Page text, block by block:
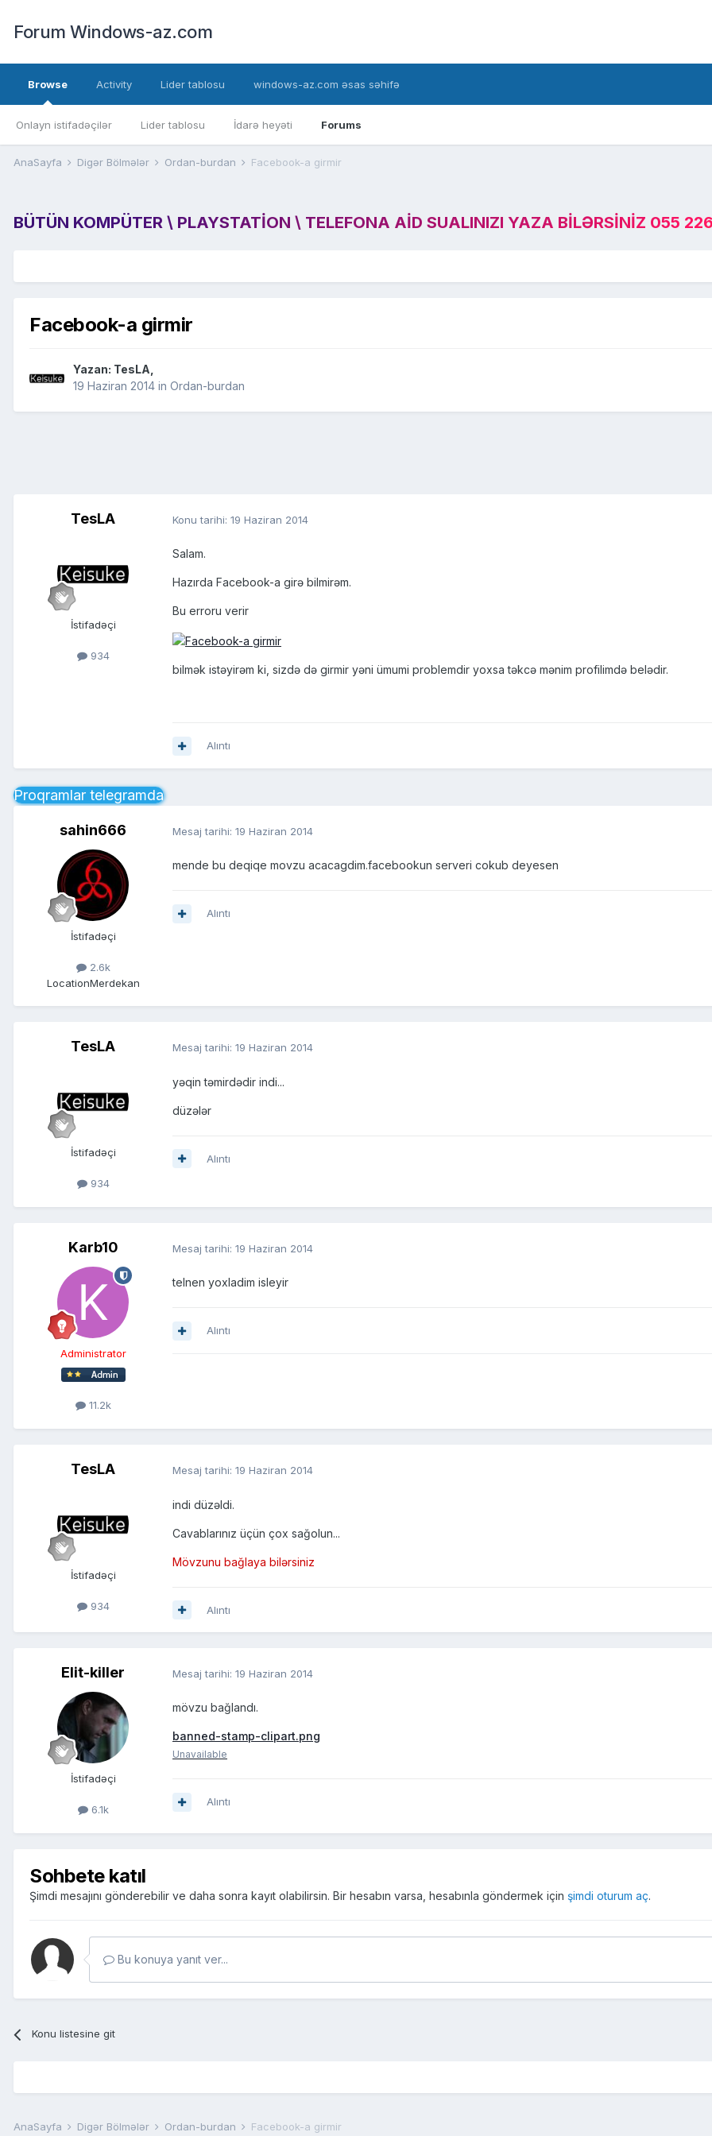
Forum Windows-az.com
Browse
Onlayn istifadəçilər Lider tablosu İdarə heyəti Forums
Activity Lider tablosu windows-az.com əsas səhifə
AnaSayfa Digər Bölmələr Ordan-burdan Facebook-a girmir
BÜTÜN KOMPÜTER \ PLAYSTATION \ TELEFONA AID SUALINIZI YAZA BILƏRSINIZ 055
Facebook-a girmir
Yazan: TesLA
19 Haziran 2014 in Ordan-burdan
TesLA
İstifadəçi
934
Konu tarihi: 19 Haziran 2014
Salam.
Hazırda Facebook-a girə bilmirəm.
Bu erroru verir
bilmək istəyirəm ki, sizdə də girmir yəni ümumi problemdir yoxsa təkcə mənim profilimdə belədir.
Alıntı
Proqramlar telegramda
sahin666
İstifadəçi
2.6k
LocationMerdekan
Mesaj tarihi: 19 Haziran 2014
mende bu deqiqe movzu acacagdim.facebookun serveri cokub deyesen
Alıntı
TesLA
İstifadəçi
934
Mesaj tarihi: 19 Haziran 2014
yəqin təmirdədir indi...
düzələr
Alıntı
Karb10
Administrator
11.2k
Mesaj tarihi: 19 Haziran 2014
telnen yoxladim isleyir
Alıntı
TesLA
İstifadəçi
934
Mesaj tarihi: 19 Haziran 2014
indi düzəldi.
Cavablarınız üçün çox sağolun...
Mövzunu bağlaya bilərsiniz
Alıntı
Elit-killer
İstifadəçi
6.1k
Mesaj tarihi: 19 Haziran 2014
mövzu bağlandı.
banned-stamp-clipart.png
Unavailable
Alıntı
Sohbete katıl
Şimdi mesajını gönderebilir ve daha sonra kayıt olabilirsin. Bir hesabın varsa, hesabınla göndermek için şimdi oturum aç.
Bu konuya yanıt ver...
Konu listesine git
AnaSayfa Digər Bölmələr Ordan-burdan Facebook-a girmir